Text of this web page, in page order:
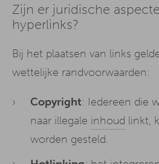
Zijn er juridische
hyperlinks?
Bij het plaatsen van links
wettelijke randvoorwaarden:
Copyright: Iedereen die
naar illegale inhoud linkt,
worden gesteld.